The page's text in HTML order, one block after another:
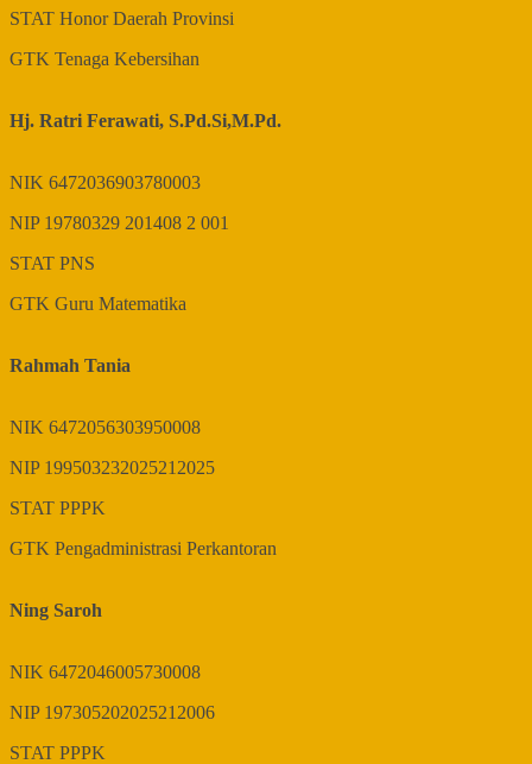
STAT Honor Daerah Provinsi
GTK Tenaga Kebersihan
Hj. Ratri Ferawati, S.Pd.Si,M.Pd.
NIK 6472036903780003
NIP 19780329 201408 2 001
STAT PNS
GTK Guru Matematika
Rahmah Tania
NIK 6472056303950008
NIP 199503232025212025
STAT PPPK
GTK Pengadministrasi Perkantoran
Ning Saroh
NIK 6472046005730008
NIP 197305202025212006
STAT PPPK